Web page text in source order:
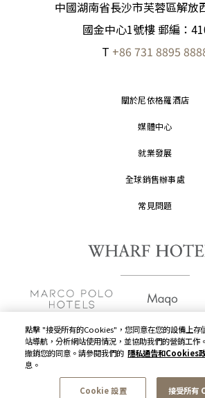
中國湖南省長沙市芙蓉區解放
國金中心1號樓 郵編：
T +86 731 8895
關於尼依格羅酒店
媒體中心
就業發展
全球銷售辦事處
常見問題
隱私通告
點擊 "接受所有的Cookies"，您同意在您的設備上存
站導航，分析網站使用情況，並協助我們的營銷工作
撤銷您的同意。請參閱我們的 隱私通告和Cookies
息。
Cookie 設置 接受所有